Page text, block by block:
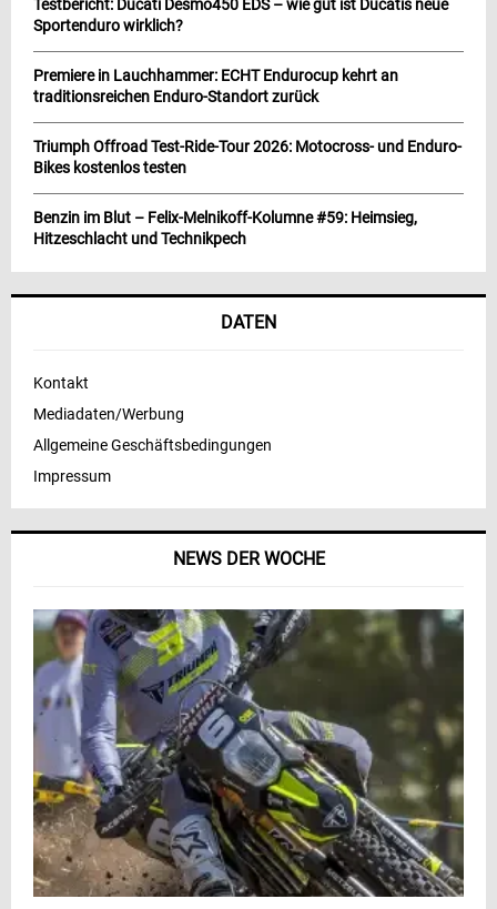
NEWS DER WOCHE
Testbericht: Ducati Desmo450 EDS – wie gut ist Ducatis neue
Sportenduro wirklich?
Premiere in Lauchhammer: ECHT Endurocup kehrt an
traditionsreichen Enduro-Standort zurück
Triumph Offroad Test-Ride-Tour 2026: Motocross- und Enduro-
Bikes kostenlos testen
Benzin im Blut – Felix-Melnikoff-Kolumne #59: Heimsieg,
Hitzeschlacht und Technikpech
DATEN
Kontakt
Mediadaten/Werbung
Allgemeine Geschäftsbedingungen
Impressum